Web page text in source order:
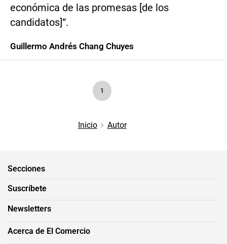
económica de las promesas [de los
candidatos]“.
Guillermo Andrés Chang Chuyes
1
Inicio Autor
Secciones
Suscríbete
Newsletters
Acerca de El Comercio